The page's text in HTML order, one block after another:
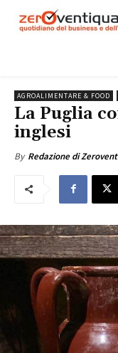
AGROALIMENTARE & FOOD
La Puglia
inglesi
By Redazione di